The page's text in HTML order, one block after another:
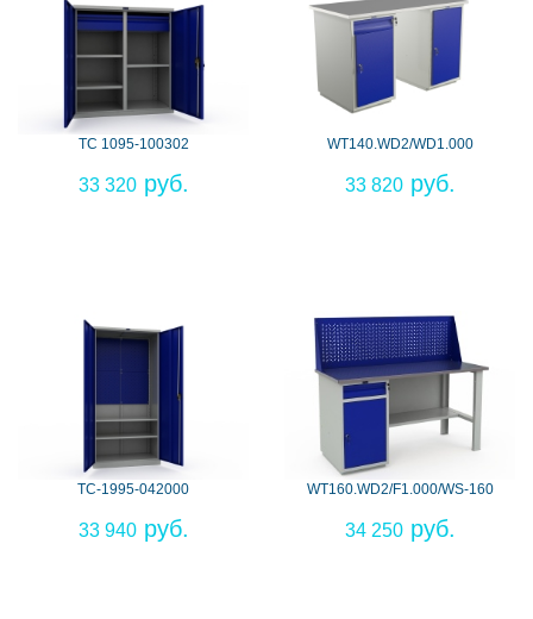
ТС 1095-100302
33 320
WT140.WD2/WD1.000
33 820
TC-1995-042000
33 940
WT160.WD2/F1.000/WS-160
34 250